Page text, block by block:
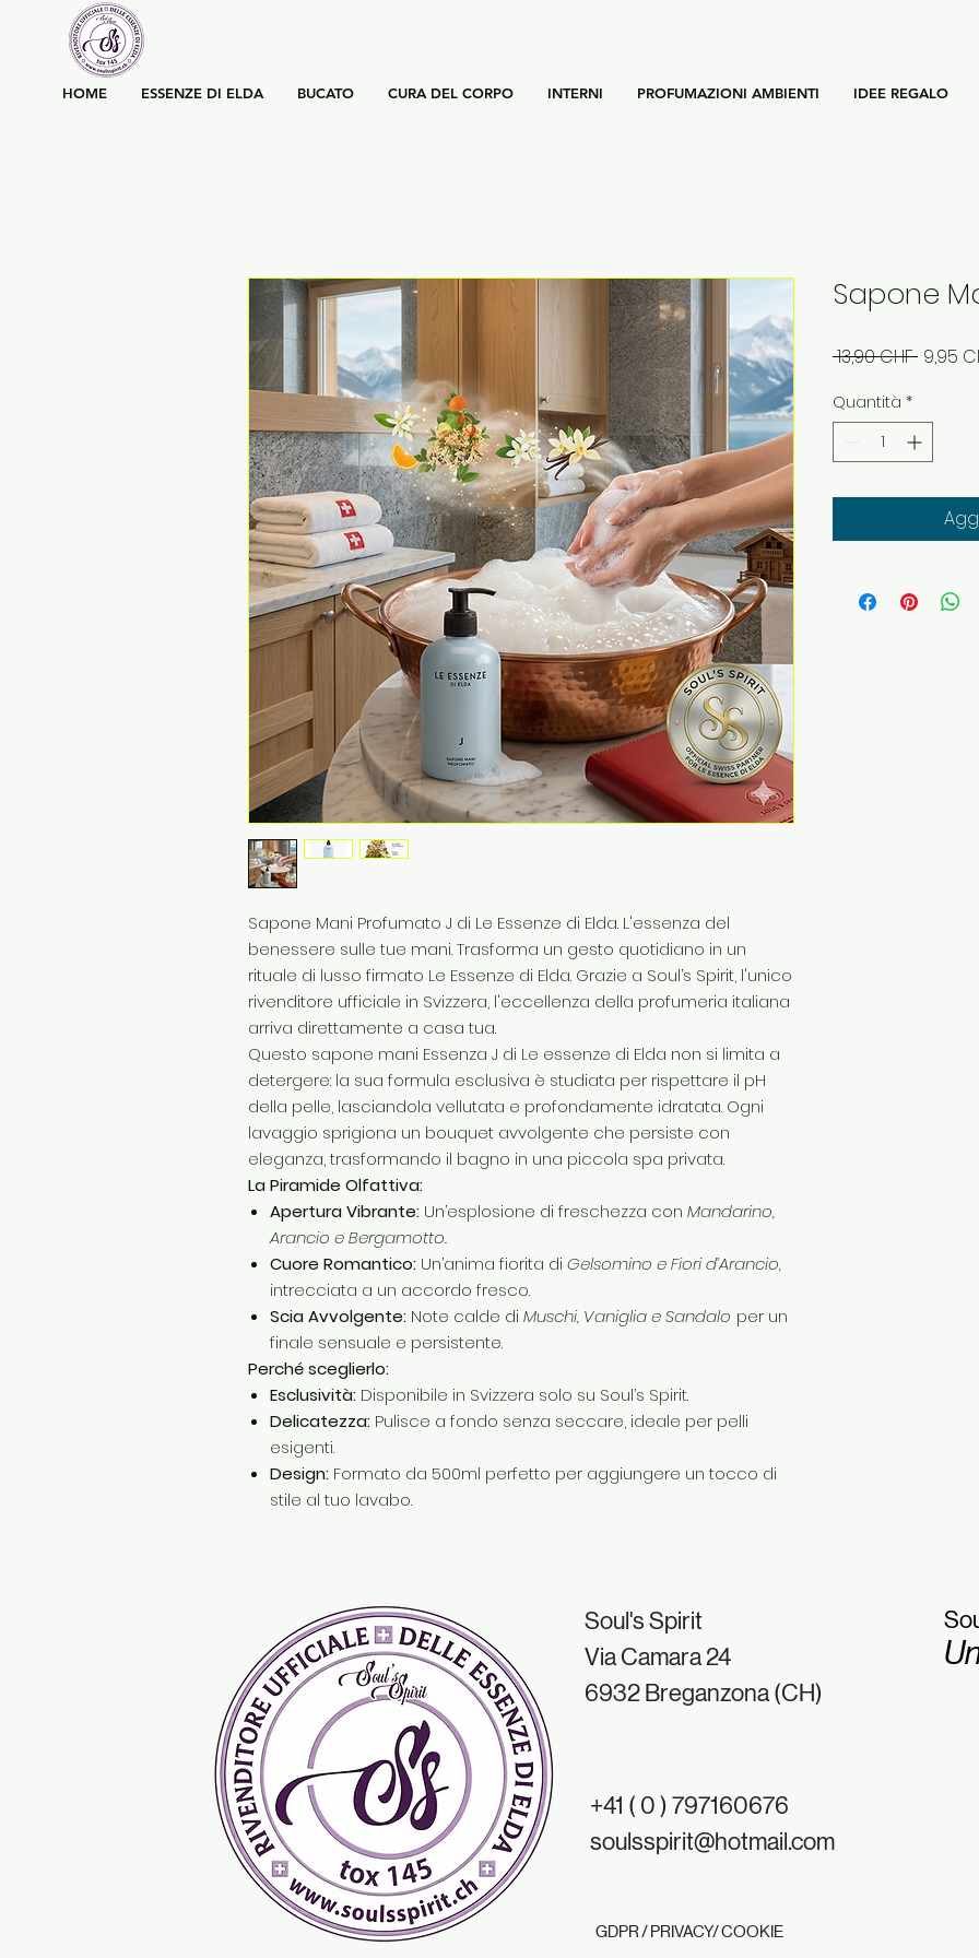
HOME ESSENZE DI ELDA BUCATO CURA DEL CORPO INTERNI PROFUMAZIONI AMBIENTI IDEE REGALO
Sapone Mani Profumato J di Le Essenze di Elda. L'essenza del
benessere sulle tue mani. Trasforma un gesto quotidiano in un
rituale di lusso firmato Le Essenze di Elda. Grazie a Soul’s Spirit, l'unico
rivenditore ufficiale in Svizzera, l'eccellenza della profumeria italiana
arriva direttamente a casa tua.
Questo sapone mani Essenza J di Le essenze di Elda non si limita a
detergere: la sua formula esclusiva è studiata per rispettare il pH
della pelle, lasciandola vellutata e profondamente idratata. Ogni
lavaggio sprigiona un bouquet avvolgente che persiste con
eleganza, trasformando il bagno in una piccola spa privata.
La Piramide Olfattiva:
Apertura Vibrante: Un’esplosione di freschezza con Mandarino,
Arancio e Bergamotto.
Cuore Romantico: Un’anima fiorita di Gelsomino e Fiori d’Arancio,
intrecciata a un accordo fresco.
Scia Avvolgente: Note calde di Muschi, Vaniglia e Sandalo per un
finale sensuale e persistente.
Perché sceglierlo:
Esclusività: Disponibile in Svizzera solo su Soul’s Spirit.
Delicatezza: Pulisce a fondo senza seccare, ideale per pelli
esigenti.
Design: Formato da 500ml perfetto per aggiungere un tocco di
stile al tuo lavabo.
Sapone
13,90 CHF Prezzo
9,95
Quantità *
Soul's Spirit
Via Camara 24
6932 Breganzona (CH)
+41 ( 0 ) 797160676
soulsspirit@hotmail.com
GDPR / PRIVACY/ COOKIE